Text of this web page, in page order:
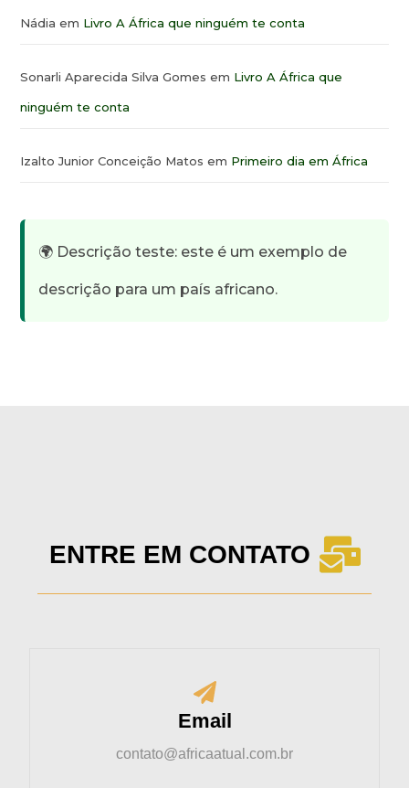
Nádia em Livro A África que ninguém te conta
Sonarli Aparecida Silva Gomes em Livro A África que
ninguém te conta
Izalto Junior Conceição Matos em Primeiro dia em África
🌍 Descrição teste: este é um exemplo de
descrição para um país africano.
ENTRE EM CONTATO
Email
contato@africaatual.com.br